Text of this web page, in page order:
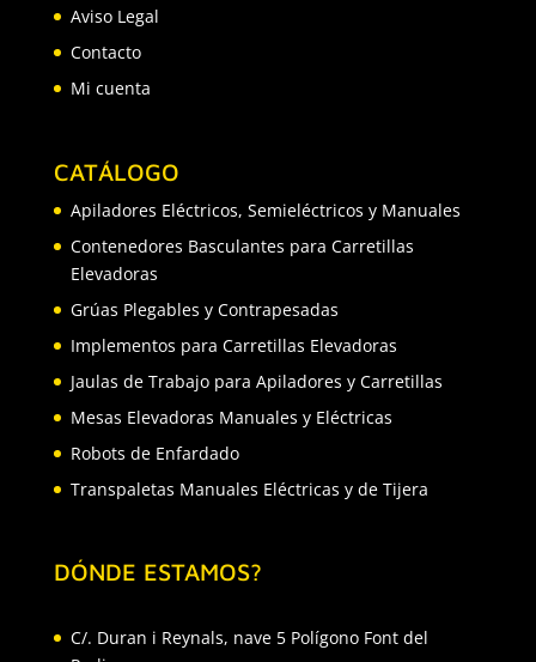
Aviso Legal
Contacto
Mi cuenta
CATÁLOGO
Apiladores Eléctricos, Semieléctricos y Manuales
Contenedores Basculantes para Carretillas
Elevadoras
Grúas Plegables y Contrapesadas
Implementos para Carretillas Elevadoras
Jaulas de Trabajo para Apiladores y Carretillas
Mesas Elevadoras Manuales y Eléctricas
Robots de Enfardado
Transpaletas Manuales Eléctricas y de Tijera
DÓNDE ESTAMOS?
C/. Duran i Reynals, nave 5 Polígono Font del